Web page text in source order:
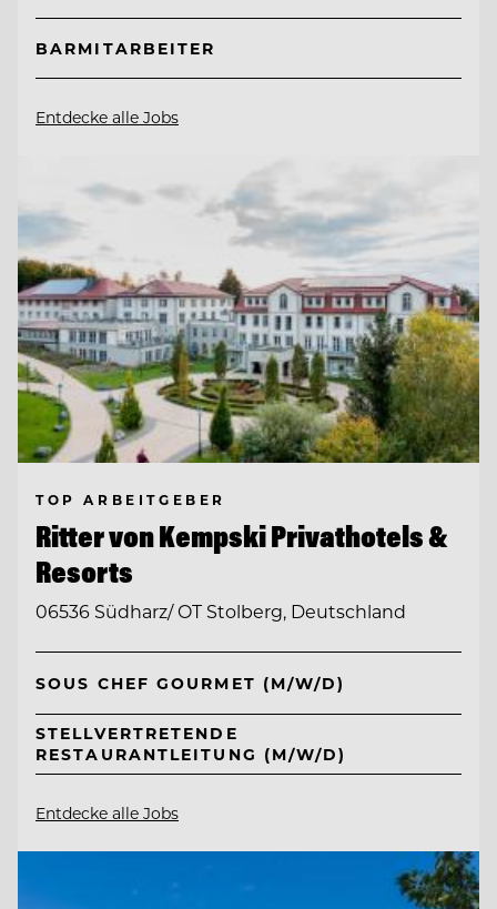
BARMITARBEITER
Entdecke alle Jobs
TOP ARBEITGEBER
Ritter von Kempski Privathotels &
Resorts
06536 Südharz/ OT Stolberg, Deutschland
SOUS CHEF GOURMET (M/W/D)
STELLVERTRETENDE
RESTAURANTLEITUNG (M/W/D)
Entdecke alle Jobs